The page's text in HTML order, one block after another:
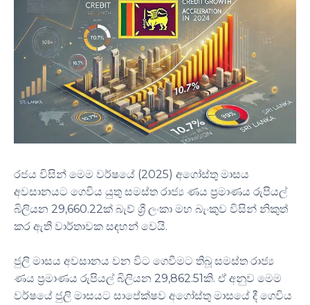
රජය විසින් මෙම වර්ෂයේ (2025) අගෝස්තු මාසය
අවසානයට ගෙවිය යුතු සමස්ත රාජ්‍ය ණය ප්‍රමාණය රුපියල්
බිලියන 29,660.22ක් බැව් ශ්‍රී ලංකා මහ බැංකුව විසින් නිකුත්
කර ඇති වාර්තාවක සඳහන් වෙයි.
ජුලි මාසය අවසානය වන විට ගෙවීමට තිබූ සමස්ත රාජ්‍ය
ණය ප්‍රමාණය රුපියල් බිලියන 29,862.51කි. ඒ අනුව මෙම
වර්ෂයේ ජුලි මාසයට සාපේක්ෂව අගෝස්තු මාසයේ දී ගෙවිය